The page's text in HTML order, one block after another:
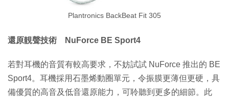
Plantronics BackBeat Fit 305
還原靚聲技術 NuForce BE Sport4
若對耳機的音質有較高要求，不妨試試 NuForce 推出的 BE
Sport4。耳機採用石墨烯動圈單元，令振膜更薄但更硬，具
備優質的高音及低音還原能力，可聆聽到更多的細節。此